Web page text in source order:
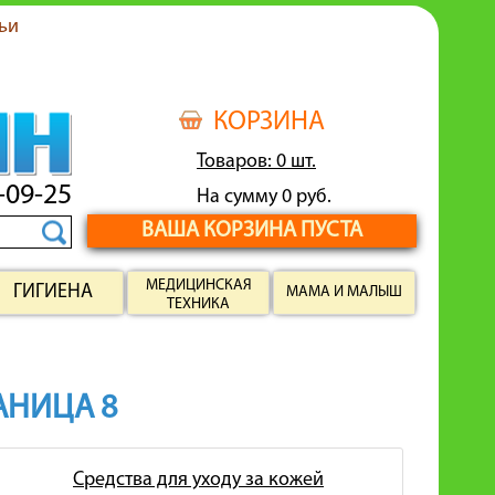
КОРЗИНА
Товаров: 0 шт.
На сумму 0 руб.
ВАША КОРЗИНА ПУСТА
25
ГИГИЕНА
МЕДИЦИНСКАЯ
ТЕХНИКА
МАМА И МАЛЫШ
8
Средства для уходу за кожей